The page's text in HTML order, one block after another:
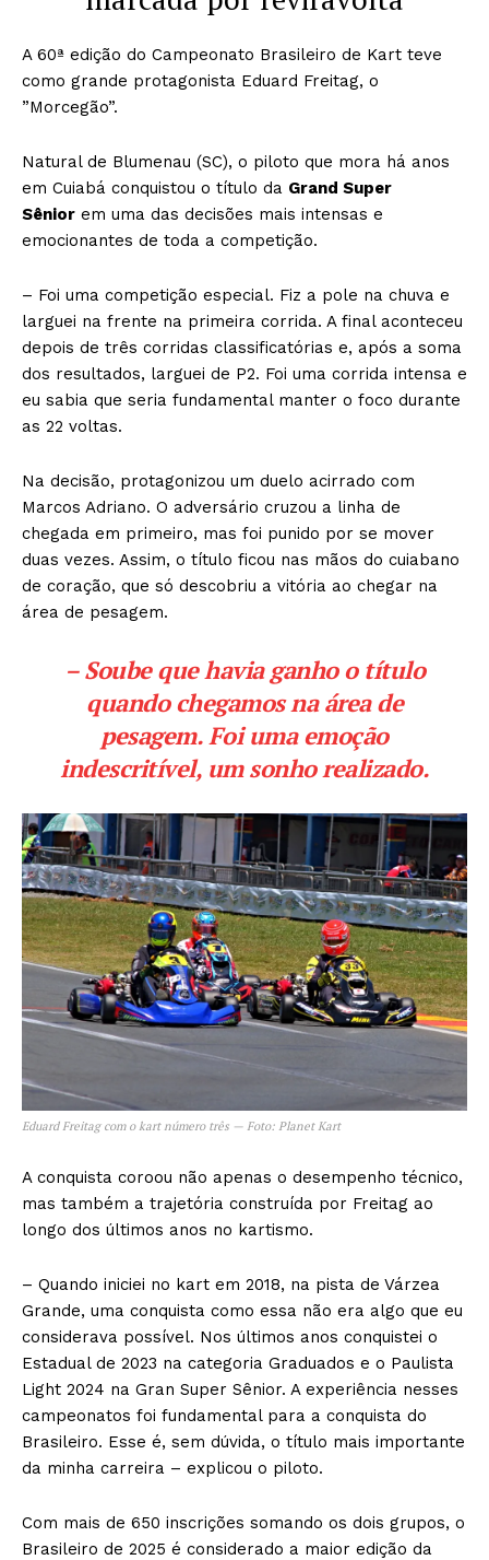
A 60ª edição do Campeonato Brasileiro de Kart teve
como grande protagonista Eduard Freitag, o
”Morcegão”.
Natural de Blumenau (SC), o piloto que mora há anos
em Cuiabá conquistou o título da Grand Super
Sênior em uma das decisões mais intensas e
emocionantes de toda a competição.
– Foi uma competição especial. Fiz a pole na chuva e
larguei na frente na primeira corrida. A final aconteceu
depois de três corridas classificatórias e, após a soma
dos resultados, larguei de P2. Foi uma corrida intensa e
eu sabia que seria fundamental manter o foco durante
as 22 voltas.
Na decisão, protagonizou um duelo acirrado com
Marcos Adriano. O adversário cruzou a linha de
chegada em primeiro, mas foi punido por se mover
duas vezes. Assim, o título ficou nas mãos do cuiabano
de coração, que só descobriu a vitória ao chegar na
área de pesagem.
– Soube que havia ganho o título
quando chegamos na área de
pesagem. Foi uma emoção
indescritível, um sonho realizado.
Eduard Freitag com o kart número três — Foto: Planet Kart
A conquista coroou não apenas o desempenho técnico,
mas também a trajetória construída por Freitag ao
longo dos últimos anos no kartismo.
– Quando iniciei no kart em 2018, na pista de Várzea
Grande, uma conquista como essa não era algo que eu
considerava possível. Nos últimos anos conquistei o
Estadual de 2023 na categoria Graduados e o Paulista
Light 2024 na Gran Super Sênior. A experiência nesses
campeonatos foi fundamental para a conquista do
Brasileiro. Esse é, sem dúvida, o título mais importante
da minha carreira – explicou o piloto.
Com mais de 650 inscrições somando os dois grupos, o
Brasileiro de 2025 é considerado a maior edição da